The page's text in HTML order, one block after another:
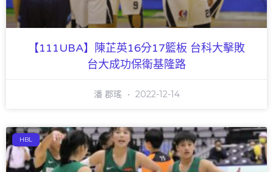
【111UBA】陳芷英16分17籃板 台科大擊敗
台大成功保衛基隆路
潘 郡瑤 2022-12-14
HBL